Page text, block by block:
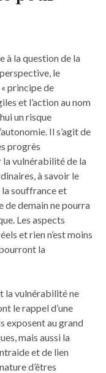
à la question de la
le
principe de
et l’action au nom
un risque
Il s’agit de
progrès
la vulnérabilité de la
à savoir le
la souffrance et
de demain ne pourra
Les aspects
et rien n’est moins
la
la vulnérabilité ne
le rappel d’une
exposent au grand
mais aussi la
et de lien
d’êtres